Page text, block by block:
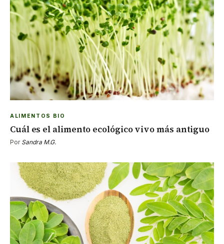
ALIMENTOS BIO
Cuál es el alimento ecológico vivo más antiguo
Por Sandra M.G.